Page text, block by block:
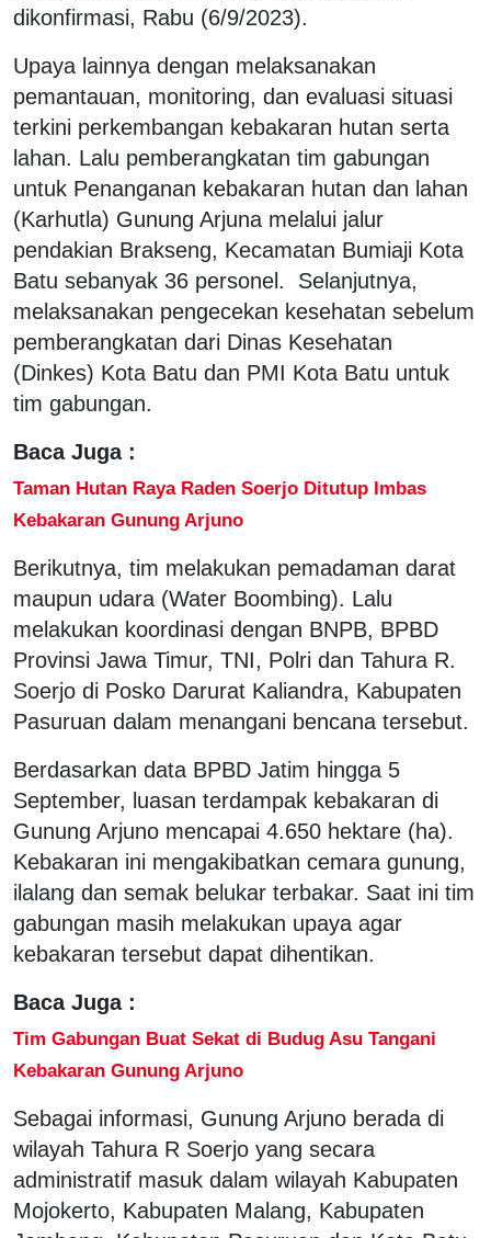
dikonfirmasi, Rabu (6/9/2023).
Upaya lainnya dengan melaksanakan
pemantauan, monitoring, dan evaluasi situasi
terkini perkembangan kebakaran hutan serta
lahan. Lalu pemberangkatan tim gabungan
untuk Penanganan kebakaran hutan dan lahan
(Karhutla) Gunung Arjuna melalui jalur
pendakian Brakseng, Kecamatan Bumiaji Kota
Batu sebanyak 36 personel. Selanjutnya,
melaksanakan pengecekan kesehatan sebelum
pemberangkatan dari Dinas Kesehatan
(Dinkes) Kota Batu dan PMI Kota Batu untuk
tim gabungan.
Baca Juga :
Taman Hutan Raya Raden Soerjo Ditutup Imbas
Kebakaran Gunung Arjuno
Berikutnya, tim melakukan pemadaman darat
maupun udara (Water Boombing). Lalu
melakukan koordinasi dengan BNPB, BPBD
Provinsi Jawa Timur, TNI, Polri dan Tahura R.
Soerjo di Posko Darurat Kaliandra, Kabupaten
Pasuruan dalam menangani bencana tersebut.
Berdasarkan data BPBD Jatim hingga 5
September, luasan terdampak kebakaran di
Gunung Arjuno mencapai 4.650 hektare (ha).
Kebakaran ini mengakibatkan cemara gunung,
ilalang dan semak belukar terbakar. Saat ini tim
gabungan masih melakukan upaya agar
kebakaran tersebut dapat dihentikan.
Baca Juga :
Tim Gabungan Buat Sekat di Budug Asu Tangani
Kebakaran Gunung Arjuno
Sebagai informasi, Gunung Arjuno berada di
wilayah Tahura R Soerjo yang secara
administratif masuk dalam wilayah Kabupaten
Mojokerto, Kabupaten Malang, Kabupaten